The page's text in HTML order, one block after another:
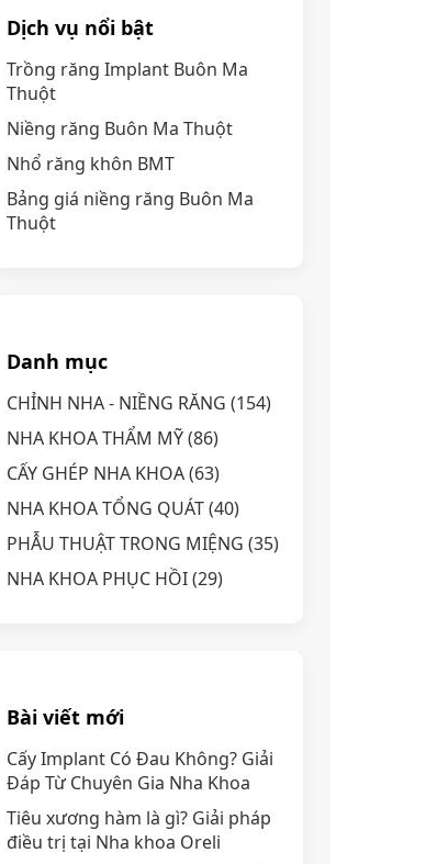
Dịch vụ nổi bật
Trồng răng Implant Buôn Ma
Thuột
Niềng răng Buôn Ma Thuột
Nhổ răng khôn BMT
Bảng giá niềng răng Buôn Ma
Thuột
Danh mục
CHỈNH NHA - NIỀNG RĂNG (154)
NHA KHOA THẨM MỸ(86)
CẤY GHÉP NHA KHOA(63)
NHA KHOA TỔNG QUÁT(40)
PHẪU THUẬT TRONG MIỆNG (35)
NHA KHOA PHỤC HỒI(29)
Bài viết mới
Cấy Implant Có Đau Không? Giải
Đáp Từ Chuyên Gia Nha Khoa
Tiêu xương hàm là gì? Giải pháp
điều trị tại Nha khoa Oreli